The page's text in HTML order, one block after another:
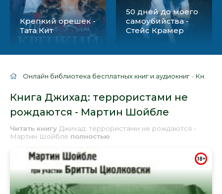
Крепкий орешек -
Тата Кит
50 дней до моего
самоубийства -
Стейс Крамер
Онлайн библиотека бесплатных книг и аудиокниг » Книги
Книга Джихад: террористами не
рождаются - Мартин Шойбле
Читать книгу Джихад: террористами не рождаются -
Мартин Шойбле полностью